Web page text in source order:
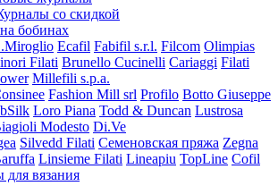
со скидкой
бобинах
Ecafil Fabifil s.r.l. Filcom Olimpias
Filati Brunello Cucinelli Cariaggi Filati
Millefili s.p.a.
Fashion Mill srl Profilo Botto Giuseppe
Loro Piana Todd & Duncan Lustrosa
Modesto Di.Ve
Silvedd Filati Семеновская пряжа Zegna
Linsieme Filati Lineapiu TopLine Cofil
для вязания